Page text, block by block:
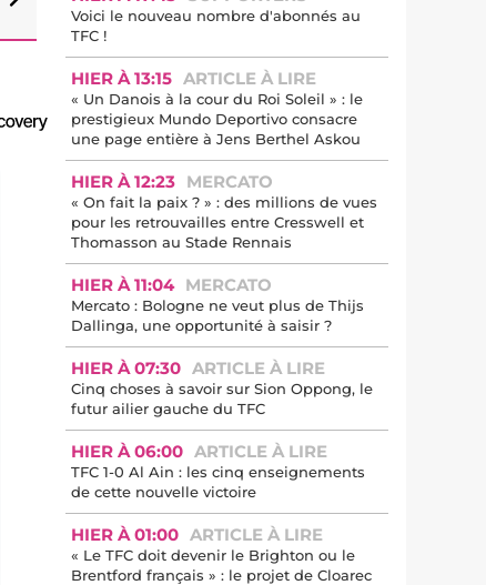
Voici le nouveau nombre d'abonnés au
TFC !
HIER À 13:15 ARTICLE À LIRE
« Un Danois à la cour du Roi Soleil » : le
prestigieux Mundo Deportivo consacre
une page entière à Jens Berthel Askou
HIER À 12:23 MERCATO
« On fait la paix ? » : des millions de vues
pour les retrouvailles entre Cresswell et
Thomasson au Stade Rennais
HIER À 11:04 MERCATO
Mercato : Bologne ne veut plus de Thijs
Dallinga, une opportunité à saisir ?
HIER À 07:30 ARTICLE À LIRE
Cinq choses à savoir sur Sion Oppong, le
futur ailier gauche du TFC
HIER À 06:00 ARTICLE À LIRE
TFC 1-0 Al Ain : les cinq enseignements
de cette nouvelle victoire
HIER À 01:00 ARTICLE À LIRE
« Le TFC doit devenir le Brighton ou le
Brentford français » : le projet de Cloarec